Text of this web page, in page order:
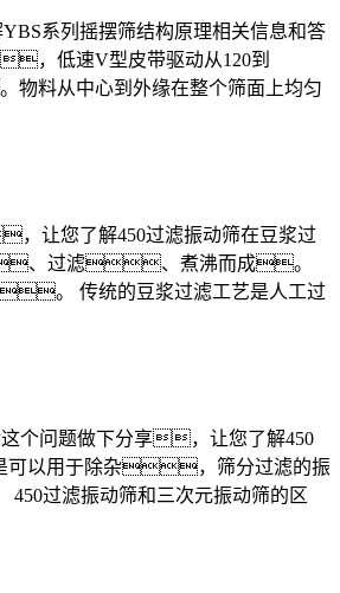
系列摇摆筛结构原理相关信息和答
，低速V型皮带驱动从120到
料从中心到外缘在整个筛面上均匀
，让您了解450过滤振动筛在豆浆过
、过滤、煮沸而成。
。 传统的豆浆过滤工艺是人工过
这个问题做下分享，让您了解450
是可以用于除杂，筛分过滤的振
过滤振动筛和三次元振动筛的区